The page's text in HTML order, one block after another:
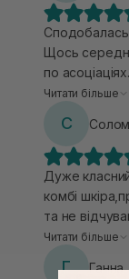
покращився
гелевої
шкіру і я
відчувається
Сподобалась
Щось
по
легко та
липкості,
комбі шкіри
пору.
обтяжував,
Запах
Класний
Читати більше
С
Дуже
комбі
та не
гелеву текстуру,
Читати більше
Г Ганна